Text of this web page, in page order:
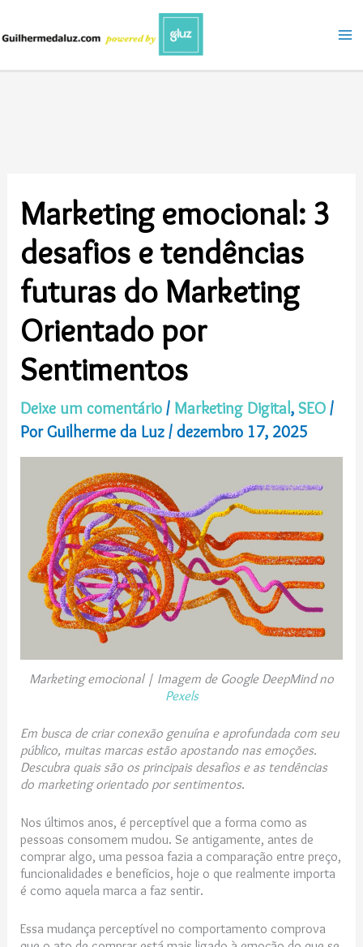
o
Marketing emocional: 3
desafios e tendências
futuras do Marketing
Orientado por
Sentimentos
Deixe um comentário / Marketing Digital,SEO /
PorGuilherme da Luz/dezembro 17, 2025
Marketing emocional | Imagem de Google DeepMind no
Pexels
Em busca de criar conexão genuína e aprofundada com seu
público, muitas marcas estão apostando nas emoções.
Descubra quais são os principais desafios e as tendências
do marketing orientado por sentimentos.
Nos últimos anos, é perceptível que a forma como as
pessoas consomem mudou. Se antigamente, antes de
comprar algo, uma pessoa fazia a comparação entre preço,
funcionalidades e benefícios, hoje o que realmente importa
é como aquela marca a faz sentir.
Essa mudança perceptível no comportamento comprova